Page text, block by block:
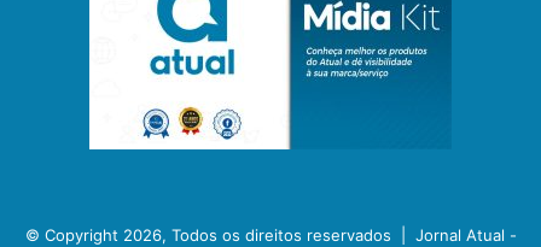
© Copyright 2026, Todos os direitos reservados | Jornal Atual -